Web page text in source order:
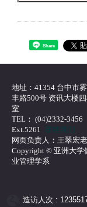
Share
地址：41354 台中市
丰路500号 资讯大楼
室
TEL： (04)2332-3456
Ext.5261联络我们
网页负责人：王翠宏
Copyright © 亚洲大学
业管理学系
造访人次 :